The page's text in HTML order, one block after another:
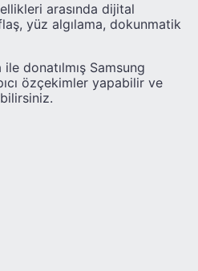
arasında dijital
yüz algılama, dokunmatik
donatılmış Samsung
özçekimler yapabilir ve